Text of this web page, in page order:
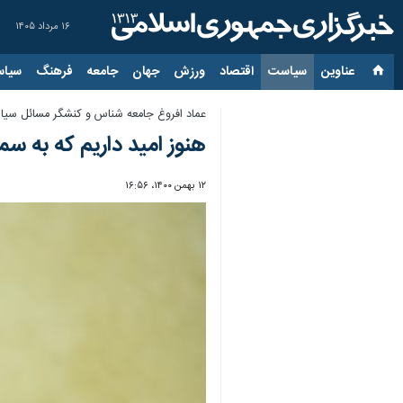
۱۶ مرداد ۱۴۰۵
عناوین‌ سیاست اقتصاد ورزش جهان جامعه فرهنگ
عماد افروغ جامعه شناس و کنشگر مسائل
هنوز امید داریم که به
۱۲ بهمن ۱۴۰۰، ۱۶:۵۶